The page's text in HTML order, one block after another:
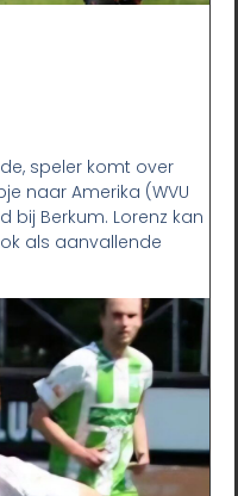
speler komt over
naar Amerika (WVU
bij Berkum. Lorenz kan
als aanvallende